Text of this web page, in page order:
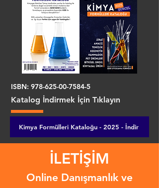
ISBN: 978-625-00-7584-5
Katalog İndirmek İçin Tıklayın
Kimya Formülleri Kataloğu - 2025 - İndir
İLETİŞİM
Online Danışmanlık ve